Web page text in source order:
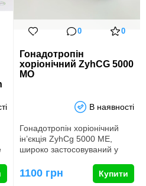
0 0
Гонадотропін
хоріонічний ZyhCG 5000
МО
В наявності
Гонадотропін хоріонічний
ін’єкція ZyhCg 5000 ME,
широко застосовуваний у
1100 грн Купити